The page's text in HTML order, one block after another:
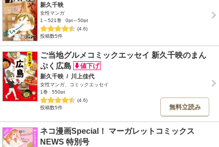
新久千映
女性マンガ
1～521巻
0pt～50pt
(4.6)
投稿数5件
ご当地グルメコミックエッセイ 新久千映のまん
ぷく広島
新久千映 / 川上佳代
女性マンガ、コミックエッセイ
1巻
550pt
(4.6)
投稿数5件
無料立読み
ネコ漫画Special！ マーガレットコミックス
NEWS 特別号